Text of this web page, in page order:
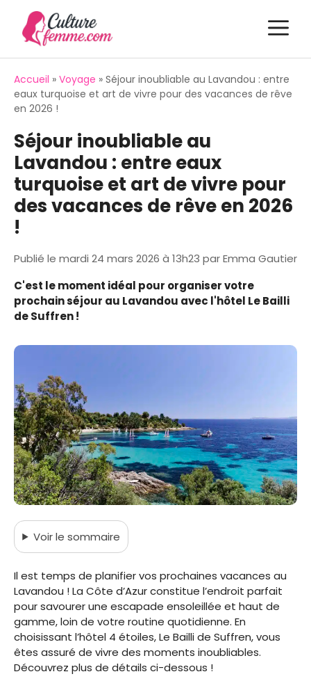
contenu
Accueil » Voyage » Séjour inoubliable au Lavandou : entre
eaux turquoise et art de vivre pour des vacances de rêve
en 2026 !
Séjour inoubliable au
Lavandou : entre eaux
turquoise et art de vivre pour
des vacances de rêve en 2026
!
Publié le mardi 24 mars 2026 à 13h23 parEmma Gautier
C'est le moment idéal pour organiser votre
prochain séjour au Lavandou avec l'hôtel Le Bailli
de Suffren !
Voirle sommaire
Il est temps de planifier vos prochaines vacances au
Lavandou ! La Côte d’Azur constitue l’endroit parfait
pour savourer une escapade ensoleillée et haut de
gamme, loin de votre routine quotidienne. En
choisissant l’hôtel 4 étoiles, Le Bailli de Suffren, vous
êtes assuré de vivre des moments inoubliables.
Découvrez plus de détails ci-dessous !